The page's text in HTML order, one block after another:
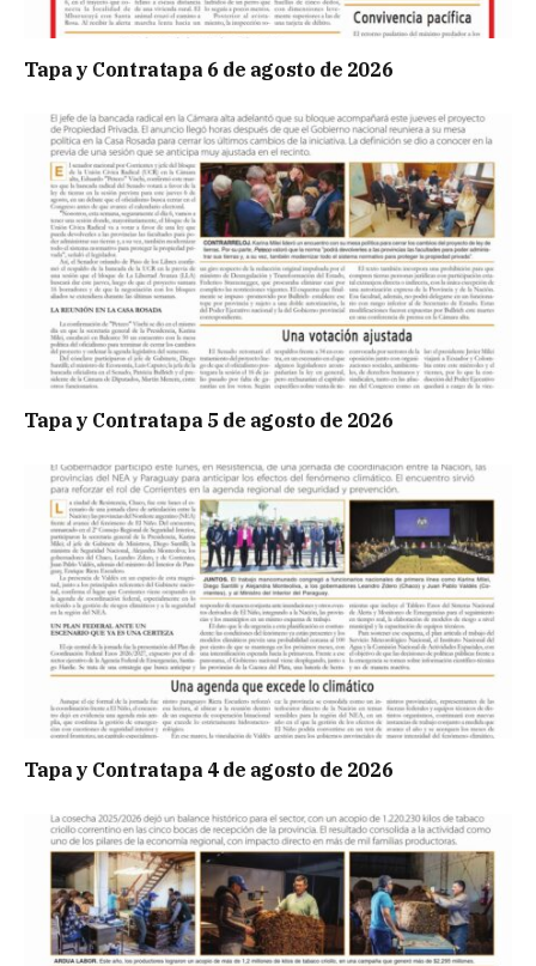
Tapa y Contratapa 6 de agosto de 2026
Tapa y Contratapa 5 de agosto de 2026
Tapa y Contratapa 4 de agosto de 2026